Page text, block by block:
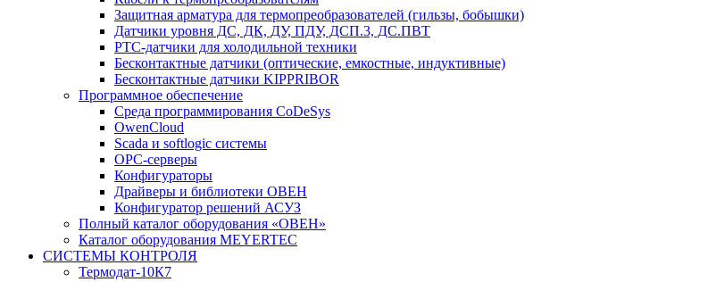
Защитная арматура для термопреобразователей (гильзы, бобышки)
Датчики уровня ДС, ДК, ДУ, ПДУ, ДСП.3, ДС.ПВТ
PTC-датчики для холодильной техники
Бесконтактные датчики (оптические, емкостные, индуктивные)
Бесконтактные датчики KIPPRIBOR
Программное обеспечение
Среда программирования CoDeSys
OwenCloud
Scada и softlogic системы
OPC-серверы
Конфигураторы
Драйверы и библиотеки ОВЕН
Конфигуратор решений АСУЗ
Полный каталог оборудования «ОВЕН»
Каталог оборудования MEYERTEC
СИСТЕМЫ КОНТРОЛЯ
Термодат-10К7